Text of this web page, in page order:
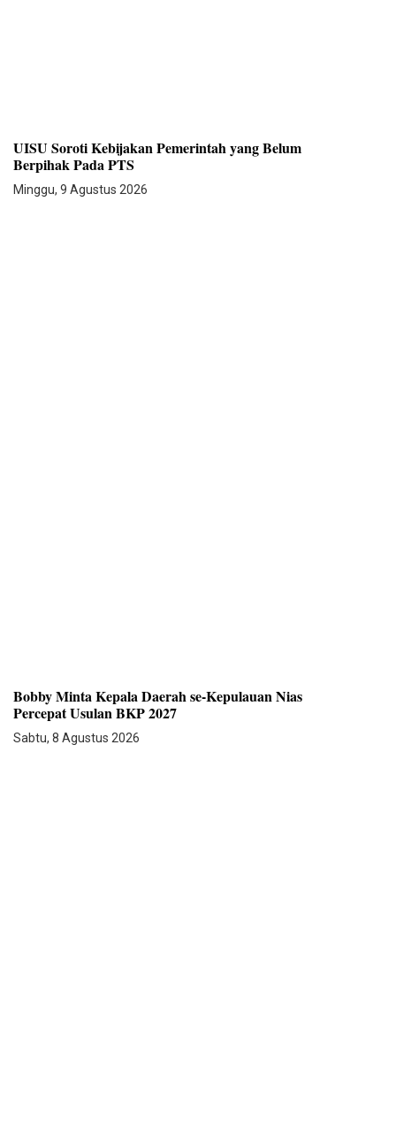
UISU Soroti Kebijakan Pemerintah yang Belum
Berpihak Pada PTS
Minggu, 9 Agustus 2026
Bobby Minta Kepala Daerah se-Kepulauan Nias
Percepat Usulan BKP 2027
Sabtu, 8 Agustus 2026